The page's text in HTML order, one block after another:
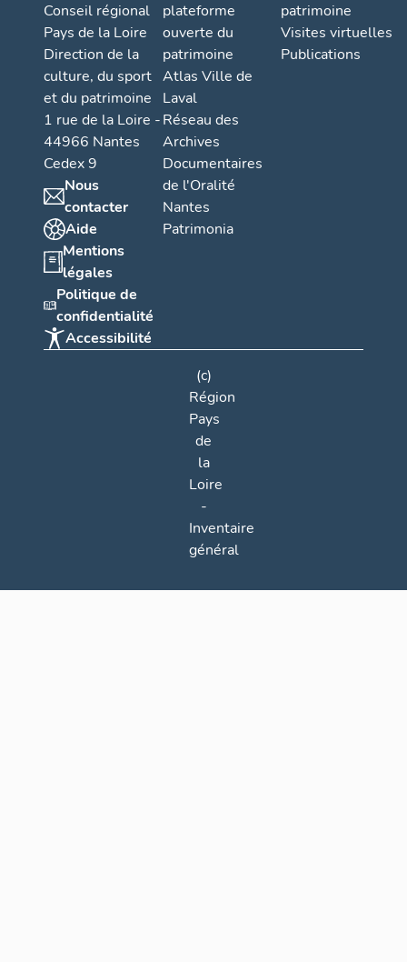
Conseil régional
Pays de la Loire
Direction de la
culture, du sport
et du patrimoine
1 rue de la Loire -
44966 Nantes
Cedex 9
Nous
contacter
Aide
Mentions
légales
Politique de
confidentialité
Accessibilité
plateforme
ouverte du
patrimoine
Atlas Ville de
Laval
Réseau des
Archives
Documentaires
de l'Oralité
Nantes
Patrimonia
patrimoine
Visites virtuelles
Publications
(c)
Région
Pays
de
la
Loire
-
Inventaire
général